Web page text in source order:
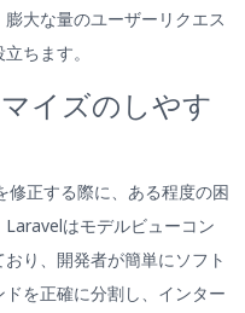
大な量のユーザーリクエス
ちます。
イズのしやす
修正する際に、ある程度の困
はモデルビューコン
り、開発者が簡単にソフト
を正確に分割し、インター